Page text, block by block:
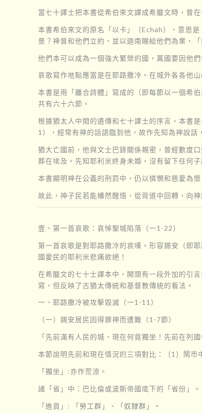
當七十譯士把本書從希伯來文譯成希臘文時，曾
本書希伯來文的原名「以卡」（Echah），意思
景？神曾和他們立約，並以迦南賜給他們為業，
他們本可以成為一個強大繁榮的國，萬國要因他
哀歌寫作地點應當是在耶路撒冷。在城外各各他
本書是用「離合詩體」寫成的（即每節以一個希
共有六十六節。
根據猶太人中間的遺傳和七十譯士的序言，本書
1），經常有神的話語臨到他，故作先知為神說話
猶大亡國前，他與文士巴錄關係親密，曾經數度
葬在埃及。先知耶利米終身未婚，沒有留下任何子
本書顯明神在公義的刑罰中，仍以憐憫和慈愛為
故此，神子民若能幡然醒悟，從背道中回轉，向
壹、第一首哀歌：哀悼聖城陷落（一1-22）
第一首哀歌是對耶路撒冷的哀嘆。形容錫安（即
國愛民的耶利米悲痛欲絕！
在希臘文的七十士譯本中，開頭有一段外加的引
寫，但反映了古猶太傳統和基督教傳統的看法。
一、耶路撒冷被攻擊毀滅（一1-11）
（一）錫安居民因得罪神而遭難（1-7節）
「先前滿有人民的城，現在何竟獨坐！先前在列
本節說明先前和現在情況的三項對比：（1）鬧
「獨坐」:亦作荒涼。
諸「省」中：巴比倫或波斯帝國底下的「省份」。
「進貢」: 「勞工群」、「奴隸群」。